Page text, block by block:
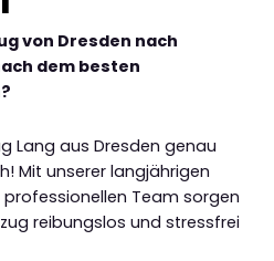
von Dresden nach
dem besten
Lang aus Dresden genau
Mit unserer langjährigen
Team sorgen
reibungslos und stressfrei